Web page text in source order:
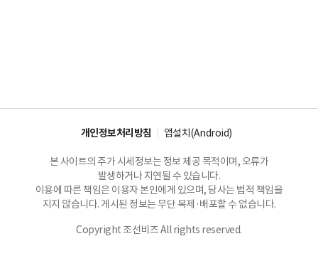
개인정보처리방침 앱설치(Android)
본 사이트의 주가 시세정보는 정보 제공 목적이며, 오류가
발생하거나 지연될 수 있습니다.
이용에 따른 책임은 이용자 본인에게 있으며, 당사는 법적 책임을
지지 않습니다. 게시된 정보는 무단 복제·배포할 수 없습니다.
Copyright 조선비즈 All rights reserved.